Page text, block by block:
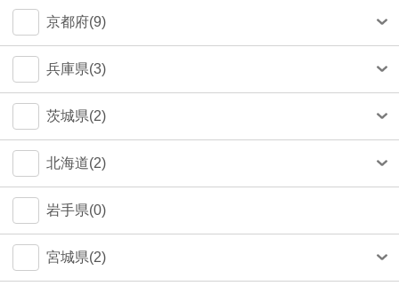
中央区(50)
品川区(33)
豊島区(14)
目黒区(14)
文京区(12)
世田谷区(6)
大和市(0)
大阪市(39)
豊中市(3)
吹田市(1)
京都府(9)
京都市(9)
兵庫県(3)
神戸市(1)
茨城県(2)
つくば市(1)
北海道(2)
札幌市(1)
岩手県(0)
宮城県(2)